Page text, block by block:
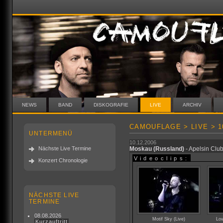
NEWS BAND DISKOGRAFIE LIVE ARCHIV
UNTERMENÜ
Nächste Live Termine
Konzert Chronologie
NÄCHSTE LIVE
TERMINE
08.08.2026
Kurzauftritt
CAMOUFLAGE > LIVE >
10.12.2006
Moskau (Russland) - Apelsin Club
Videoclips:
Motif Sky (Live)